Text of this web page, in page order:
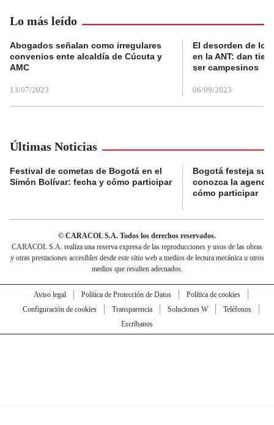
Lo más leído
Abogados señalan como irregulares
convenios ente alcaldía de Cúcuta y
AMC
13/07/2023
El desorden de
en la ANT: dan
ser campesinos
06/09/2023
Últimas Noticias
Festival de cometas de Bogotá en el
Simón Bolívar: fecha y cómo participar
Bogotá festeja su
conozca la
cómo participar
© CARACOL S.A. Todos los derechos reservados.
CARACOL S.A. realiza una reserva expresa de las reproducciones y usos de las obras
y otras prestaciones accesibles desde este sitio web a medios de lectura mecánica u otros
medios que resulten adecuados.
Aviso legal Política de Protección de Datos
Política de cookies
Configuración de cookies
Transparencia Soluciones W
Teléfonos
Escríbanos